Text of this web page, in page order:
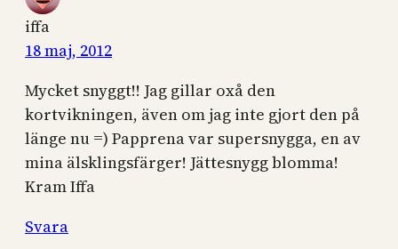
iffa
18 maj, 2012
Mycket snyggt!! Jag gillar oxå den
kortvikningen, även om jag inte gjort den på
länge nu =) Papprena var supersnygga, en av
mina älsklingsfärger! Jättesnygg blomma!
Kram Iffa
Svara